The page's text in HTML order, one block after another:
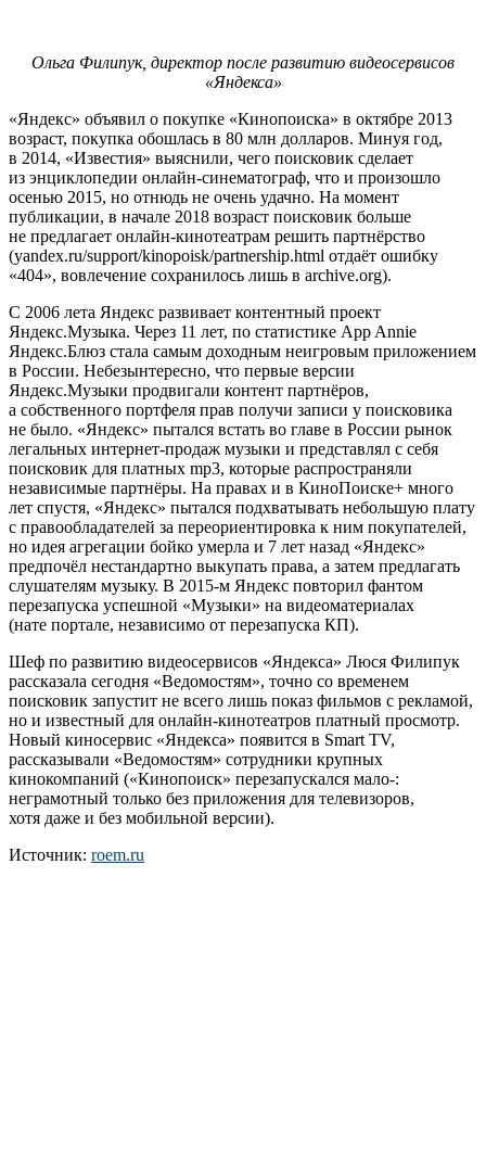
Ольга Филипук, директор после развитию видеосервисов
«Яндекса»
«Яндекс» объявил о покупке «Кинопоиска» в октябре 2013
возраст, покупка обошлась в 80 млн долларов. Минуя год,
в 2014, «Известия» выяснили, чего поисковик сделает
из энциклопедии онлайн-синематограф, что и произошло
осенью 2015, но отнюдь не очень удачно. На момент
публикации, в начале 2018 возраст поисковик больше
не предлагает онлайн-кинотеатрам решить партнёрство
(yandex.ru/support/kinopoisk/partnership.html отдаёт ошибку
«404», вовлечение сохранилось лишь в archive.org).
С 2006 лета Яндекс развивает контентный проект
Яндекс.Музыка. Через 11 лет, по статистике App Annie
Яндекс.Блюз стала самым доходным неигровым приложением
в России. Небезынтересно, что первые версии
Яндекс.Музыки продвигали контент партнёров,
а собственного портфеля прав получи записи у поисковика
не было. «Яндекс» пытался встать во главе в России рынок
легальных интернет-продаж музыки и представлял с себя
поисковик для платных mp3, которые распространяли
независимые партнёры. На правах и в КиноПоиске+ много
лет спустя, «Яндекс» пытался подхватывать небольшую плату
с правообладателей за переориентировка к ним покупателей,
но идея агрегации бойко умерла и 7 лет назад «Яндекс»
предпочёл нестандартно выкупать права, а затем предлагать
слушателям музыку. В 2015-м Яндекс повторил фантом
перезапуска успешной «Музыки» на видеоматериалах
(нате портале, независимо от перезапуска КП).
Шеф по развитию видеосервисов «Яндекса» Люся Филипук
рассказала сегодня «Ведомостям», точно со временем
поисковик запустит не всего лишь показ фильмов с рекламой,
но и известный для онлайн-кинотеатров платный просмотр.
Новый киносервис «Яндекса» появится в Smart TV,
рассказывали «Ведомостям» сотрудники крупных
кинокомпаний («Кинопоиск» перезапускался мало-:
неграмотный только без приложения для телевизоров,
хотя даже и без мобильной версии).
Источник: roem.ru